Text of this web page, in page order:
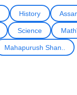
History
Science
Mahapurush Shan..